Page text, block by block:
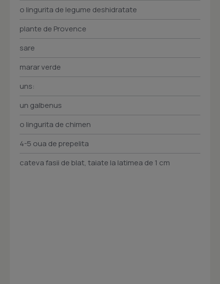
o lingurita de legume deshidratate
plante de Provence
sare
marar verde
uns:
un galbenus
o lingurita de chimen
4-5 oua de prepelita
cateva fasii de blat, taiate la latimea de 1 cm